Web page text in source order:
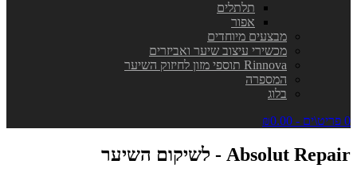
תלתלים
אפור
מבצעים מיוחדים
מכשירי עיצוב שיער ואביזרים
Rinnova תוספי מזון לחיזוק השיער
המספרה
בלוג
0 פריט\ים - ₪0.00
Absolut Repair - לשיקום השיער